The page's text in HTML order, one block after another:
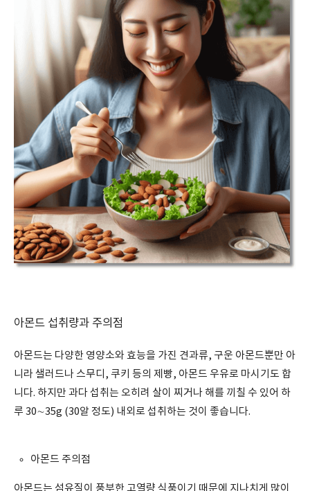
아몬드 섭취량과 주의점
아몬드는 다양한 영양소와 효능을 가진 견과류, 구운 아몬드뿐만 아
니라 샐러드나 스무디, 쿠키 등의 제빵, 아몬드 우유로 마시기도 합
니다. 하지만 과다 섭취는 오히려 살이 찌거나 해를 끼칠 수 있어 하
루 30∼35g (30알 정도) 내외로 섭취하는 것이 좋습니다.
아몬드 주의점
아몬드는 섬유질이 풍부한 고열량 식품이기 때문에 지나치게 많이